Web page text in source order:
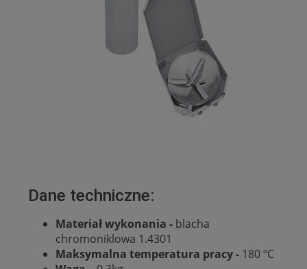
Dane techniczne:
Materiał wykonania - blacha
chromoniklowa 1.4301
Maksymalna temperatura pracy - 180 ºC